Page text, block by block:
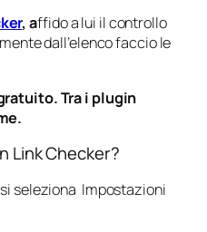
, affido a lui il controllo
dall’elenco faccio le
Tra i plugin
Link Checker?
seleziona Impostazioni